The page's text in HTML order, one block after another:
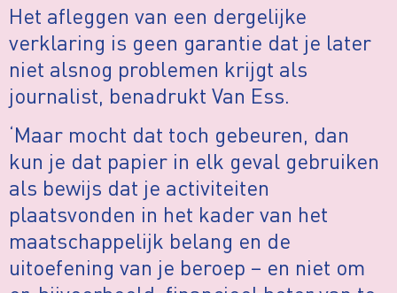
Het afleggen van een dergelijke
verklaring is geen garantie dat je later
niet alsnog problemen krijgt als
journalist, benadrukt Van Ess.
‘Maar mocht dat toch gebeuren, dan
kun je dat papier in elk geval gebruiken
als bewijs dat je activiteiten
plaatsvonden in het kader van het
maatschappelijk belang en de
uitoefening van je beroep – en niet om